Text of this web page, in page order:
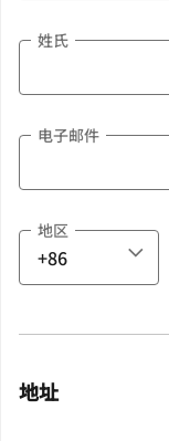
姓氏
电子邮件
地区
地址